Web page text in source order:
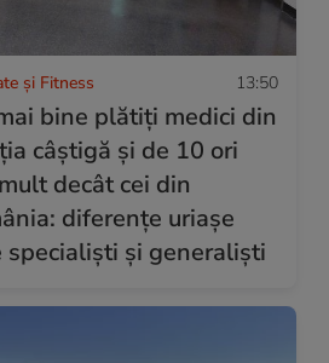
și Fitness 13:50
bine plătiți medici din
câștigă și de 10 ori
decât cei din
diferențe uriașe
specialiști și generaliști